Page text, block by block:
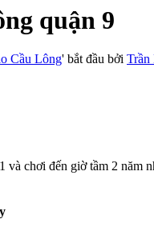
quận 9
Cầu Lông' bắt đầu bởi Trần
và chơi đến giờ tầm 2 năm